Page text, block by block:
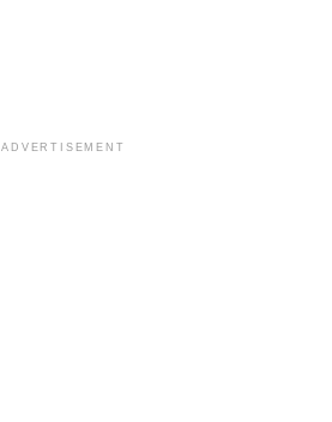
ADVERTISEMENT